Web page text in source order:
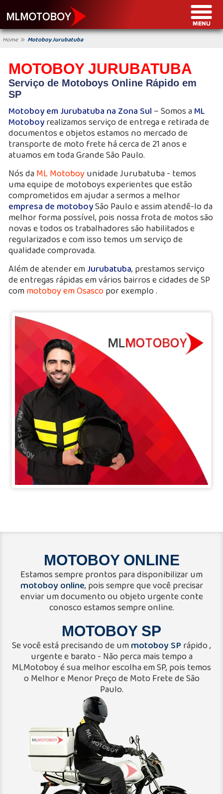
Home » Motoboy Jurubatuba
MOTOBOY JURUBATUBA
Serviço de Motoboys Online Rápido em
SP
Motoboy em Jurubatuba na Zona Sul – Somos aML
Motoboyrealizamos serviço de entrega e retirada de
documentos e objetos estamos no mercado de
transporte de moto frete há cerca de 21 anos e
atuamos em toda Grande São Paulo.
Nós daML Motoboy unidade Jurubatuba - temos
uma equipe de motoboys experientes que estão
comprometidos em ajudar a sermos a melhor
empresa de motoboySão Paulo e assim atendê-lo da
melhor forma possível, pois nossa frota de motos são
novas e todos os trabalhadores são habilitados e
regularizados e com isso temos um serviço de
qualidade comprovada.
Além de atender emJurubatuba, prestamos serviço
de entregas rápidas em vários bairros e cidades de SP
commotoboy em Osascopor exemplo .
MOTOBOY ONLINE
Estamos sempre prontos para disponibilizar um
motoboy online, pois sempre que você precisar
enviar um documento ou objeto urgente conte
conosco estamos sempre online.
MOTOBOY SP
Se você está precisando de ummotoboy SP rápido ,
urgente e barato - Não perca mais tempo a
MLMotoboy é sua melhor escolha em SP, pois temos
o Melhor e Menor Preço de Moto Frete de São
Paulo.